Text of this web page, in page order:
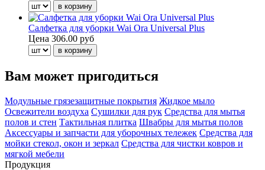
Салфетка для уборки Wai Ora Universal Plus
Цена 306.00 руб
Вам может пригодиться
Модульные грязезащитные покрытия Жидкое мыло
Освежители воздуха Сушилки для рук Средства для мытья
полов и стен Тактильная плитка Швабры для мытья полов
Аксессуары и запчасти для уборочных тележек Средства для
мойки стекол, окон и зеркал Средства для чистки ковров и
мягкой мебели
Продукция